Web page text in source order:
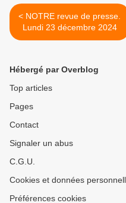
< NOTRE revue de presse.
Lundi 23 décembre 2024
Hébergé par Overblog
Top articles
Pages
Contact
Signaler un abus
C.G.U.
Cookies et données
Préférences cookies